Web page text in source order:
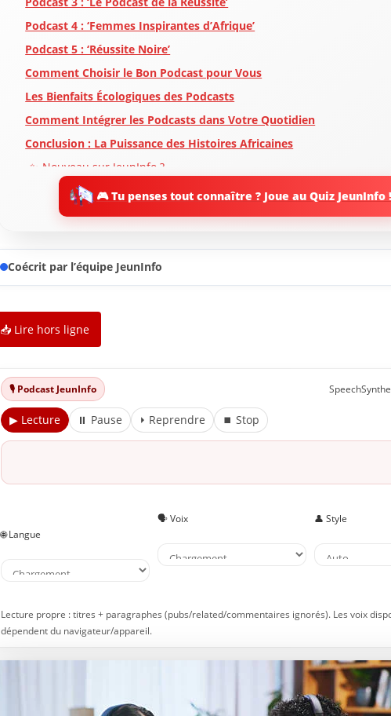
Podcast 4 : ‘Femmes Inspirantes d’Afrique’
Podcast 5 : ‘Réussite Noire’
Comment Choisir le Bon Podcast pour Vous
Les Bienfaits Écologiques des Podcasts
Comment Intégrer les Podcasts dans Votre Quotidien
Conclusion : La Puissance des Histoires Africaines
✨ Nouveau sur JeunInfo ?
Articles recommandés
Partager l'amour
🎮 Tu penses tout connaître ? Joue au Quiz JeunInfo !
Coécrit par l’équipe JeunInfo
📥 Lire hors ligne
🎙️ Podcast JeunInfo
▶ Lecture ⏸ Pause ⏵ Reprendre ⏹ Stop
🌐 Langue
🗣️ Voix 👤 Style
Lecture propre : titres + paragraphes (pubs/related/commentaires ignorés). Les voix
dépendent du navigateur/appareil.